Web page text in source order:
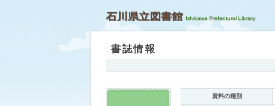
石川県立図書館
書誌情報
資料の種別